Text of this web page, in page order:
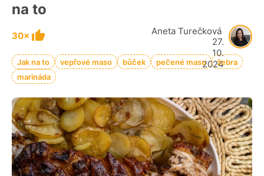
na to
30×
Aneta Turečková
27.
10.
2024
Jak na to vepřové maso bůček pečené maso
žebra
marináda